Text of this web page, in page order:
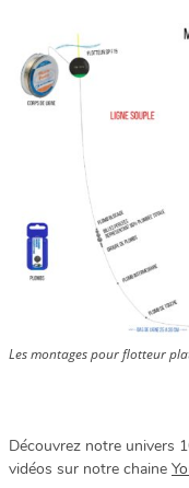
Les montages pour flotteur
Découvrez notre univers
vidéos sur notre chaine